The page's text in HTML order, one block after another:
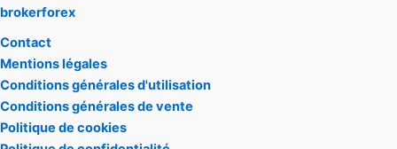
brokerforex
Contact
Mentions légales
Conditions générales d'utilisation
Conditions générales de vente
Politique de cookies